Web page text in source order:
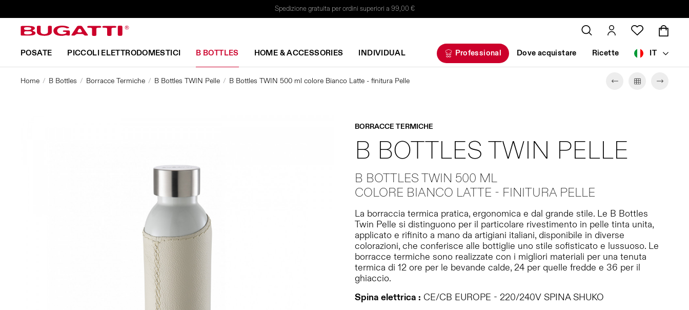
Spedizione gratuita per ordini superiori a 99,00 €
POSATE PICCOLI ELETTRODOMESTICI B BOTTLES HOME & ACCESSORIES INDIVIDUAL Professional Dove acquistare Ricette IT
Home B Bottles Borracce Termiche B Bottles TWIN Pelle B Bottles TWIN 500 ml colore Bianco Latte - finitura Pelle
BORRACCE TERMICHE
B BOTTLES TWIN PELLE
B BOTTLES TWIN 500 ML
COLORE BIANCO LATTE - FINITURA PELLE
La borraccia termica pratica, ergonomica e dal grande stile. Le B Bottles
Twin Pelle si distinguono per il particolare rivestimento in pelle tinta unita,
applicato e rifinito a mano da artigiani italiani, disponibile in diverse
colorazioni, che conferisce alle bottiglie uno stile sofisticato e lussuoso. Le
borracce termiche sono realizzate con i migliori materiali per una tenuta
termica di 12 ore per le bevande calde, 24 per quelle fredde e 36 per il
ghiaccio.
Spina elettrica : CE/CB EUROPE - 220/240V SPINA SHUKO